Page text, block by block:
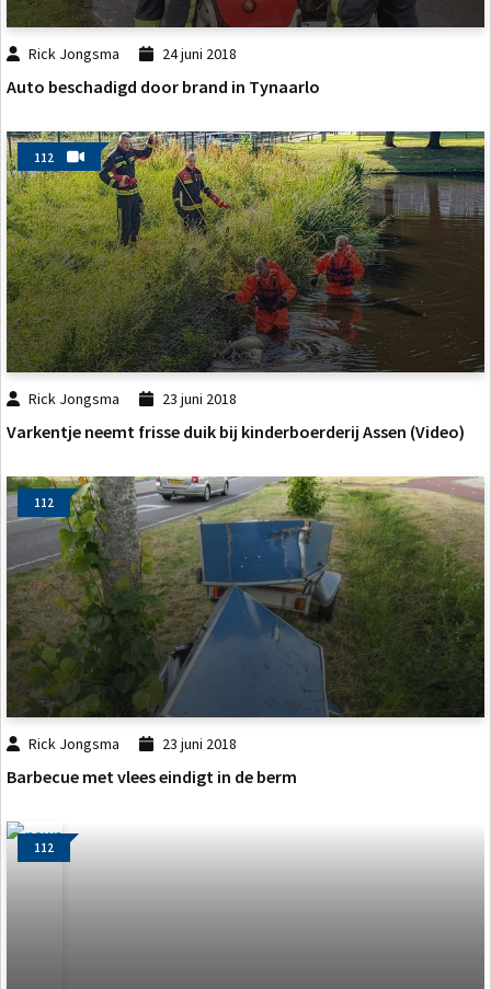
Rick Jongsma 24 juni 2018
Auto beschadigd door brand in Tynaarlo
112
Rick Jongsma 23 juni 2018
Varkentje neemt frisse duik bij kinderboerderij Assen (Video)
112
Rick Jongsma 23 juni 2018
Barbecue met vlees eindigt in de berm
112